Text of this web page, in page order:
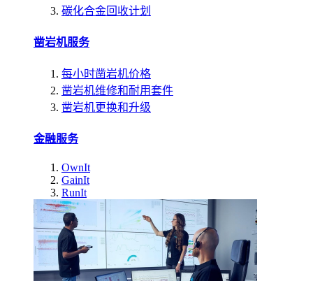
碳化合金回收计划
凿岩机服务
每小时凿岩机价格
凿岩机维修和耐用套件
凿岩机更换和升级
金融服务
OwnIt
GainIt
RunIt